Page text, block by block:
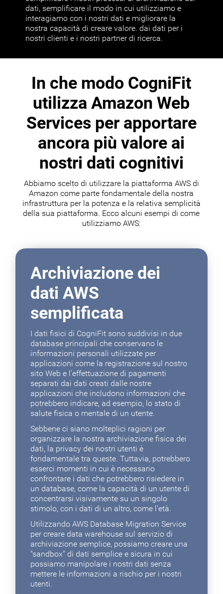
dati, semplificare il modo in cui utilizziamo e
interagiamo con i nostri dati e migliorare la
nostra capacità di creare valore. dai dati per i
nostri clienti e i nostri partner di ricerca.
In che modo CogniFit
utilizza Amazon Web
Services per apportare
ancora più valore ai
nostri dati cognitivi
Abbiamo scelto di utilizzare la piattaforma AWS di
Amazon come parte fondamentale della nostra
infrastruttura per la potenza e la relativa semplicità
della sua piattaforma. Ecco alcuni esempi di come
utilizziamo AWS:
Archiviazione dei
dati AWS
semplificata
I dati fisici di CogniFit sono suddivisi in due
database principali che conservano le
informazioni personali utilizzate per
applicazioni come la registrazione sul nostro
sito Web e l'effettuazione di pagamenti
separati dai dati creati dalle nostre
applicazioni che includono informazioni che
potrebbero indicare, ad esempio, lo stato di
salute fisica o mentale di un utente.
Sebbene ci siano molteplici ragioni per
organizzare la nostra archiviazione fisica dei
dati, la privacy dei nostri utenti è
fondamentale tra queste. Tuttavia, potrebbero
esserci momenti in cui è necessario
confrontare i dati che potrebbero risiedere in
un database, come la capacità di un utente di
concentrarsi visivamente su un singolo
stimolo, con i dati di un altro, come l'età.
Utilizzando AWS Database Migration Service
per creare data warehouse sul servizio di
archiviazione semplice, possiamo creare una
"sandbox" di dati semplice e sicura in cui
possiamo manipolare i nostri dati senza
mettere le informazioni a rischio per i nostri
utenti.